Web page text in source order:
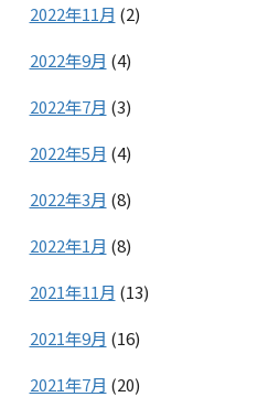
2022年11月 (2)
2022年9月 (4)
2022年7月 (3)
2022年5月 (4)
2022年3月 (8)
2022年1月 (8)
2021年11月 (13)
2021年9月 (16)
2021年7月 (20)